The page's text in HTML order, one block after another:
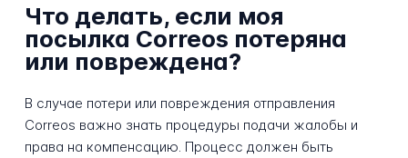
Что делать, если моя
посылка Correos потеряна
или повреждена?
В случае потери или повреждения отправления
Correos важно знать процедуры подачи жалобы и
права на компенсацию. Процесс должен быть